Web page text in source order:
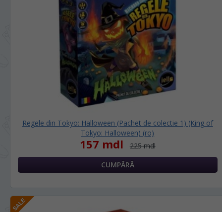
Regele din Tokyo: Halloween (Pachet de colectie 1) (King of
Tokyo: Halloween) (ro)
157 mdl 225 mdl